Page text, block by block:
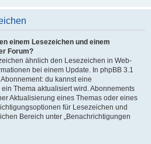
einem Lesezeichen und einem
Forum?
ähnlich den Lesezeichen in Web-
bei einem Update. In phpBB 3.1
du kannst eine
Thema aktualisiert wird. Abonnements
Aktualisierung eines Themas oder eines
für Lesezeichen und
Bereich unter „Benachrichtigungen